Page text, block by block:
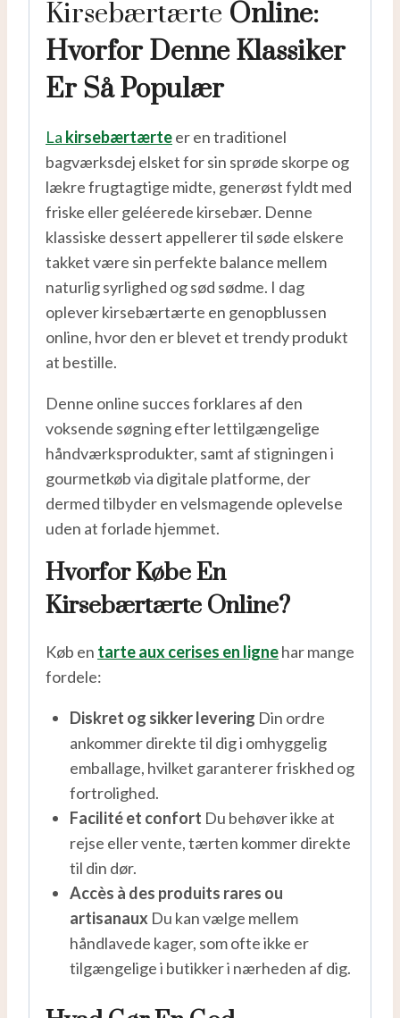
Kirsebærtærte Online:
Hvorfor Denne Klassiker
Er Så Populær
La kirsebærtærteer en traditionel
bagværksdej elsket for sin sprøde skorpe og
lækre frugtagtige midte, generøst fyldt med
friske eller geléerede kirsebær. Denne
klassiske dessert appellerer til søde elskere
takket være sin perfekte balance mellem
naturlig syrlighed og sød sødme. I dag
oplever kirsebærtærte en genopblussen
online, hvor den er blevet et trendy produkt
at bestille.
Denne online succes forklares af den
voksende søgning efter lettilgængelige
håndværksprodukter, samt af stigningen i
gourmetkøb via digitale platforme, der
dermed tilbyder en velsmagende oplevelse
uden at forlade hjemmet.
Hvorfor Købe En
Kirsebærtærte Online?
Køb en tarte aux cerises en lignehar mange
fordele:
Diskret og sikker levering Din ordre
ankommer direkte til dig i omhyggelig
emballage, hvilket garanterer friskhed og
fortrolighed.
Facilité et confort Du behøver ikke at
rejse eller vente, tærten kommer direkte
til din dør.
Accès à des produits rares ou
artisanaux Du kan vælge mellem
håndlavede kager, som ofte ikke er
tilgængelige i butikker i nærheden af dig.